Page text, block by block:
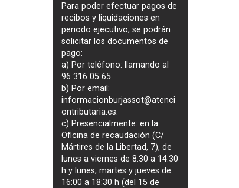
Para poder efectuar pagos de
recibos y liquidaciones en
periodo ejecutivo, se podrán
solicitar los documentos de
pago:
a) Por teléfono: llamando al
96 316 05 65.
b) Por email:
informacionburjassot@atenci
ontributaria.es.
c) Presencialmente: en la
Oficina de recaudación (C/
Mártires de la Libertad, 7), de
lunes a viernes de 8:30 a 14:30
h y lunes, martes y jueves de
16:00 a 18:30 h (del 15 de